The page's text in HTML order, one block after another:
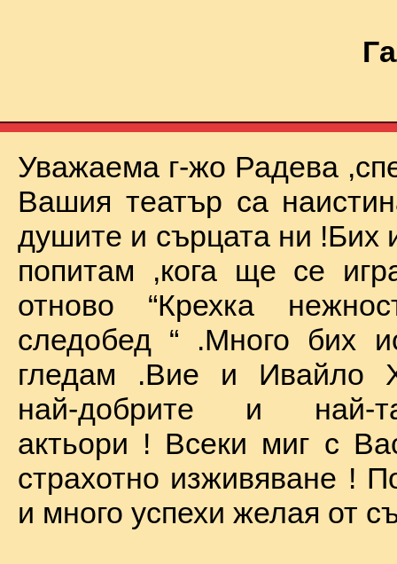
Уважаема г-жо Радева
Вашия театър са
душите и сърцата ни !Бих
попитам ,кога ще се
отново “Крехка
следобед “ .Много бих
гледам .Вие и Ивайло
най-добрите и най-
актьори ! Всеки миг с
страхотно изживяване !
и много успехи желая от